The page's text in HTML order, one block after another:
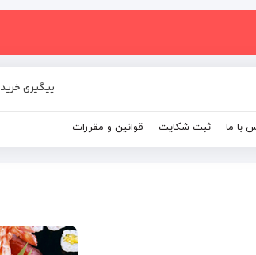
پیگیری خرید
با ما ثبت شکایت قوانین و مقررات